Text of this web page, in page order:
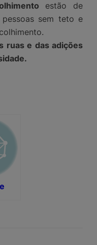
estão de
sem teto e
ruas e das adições